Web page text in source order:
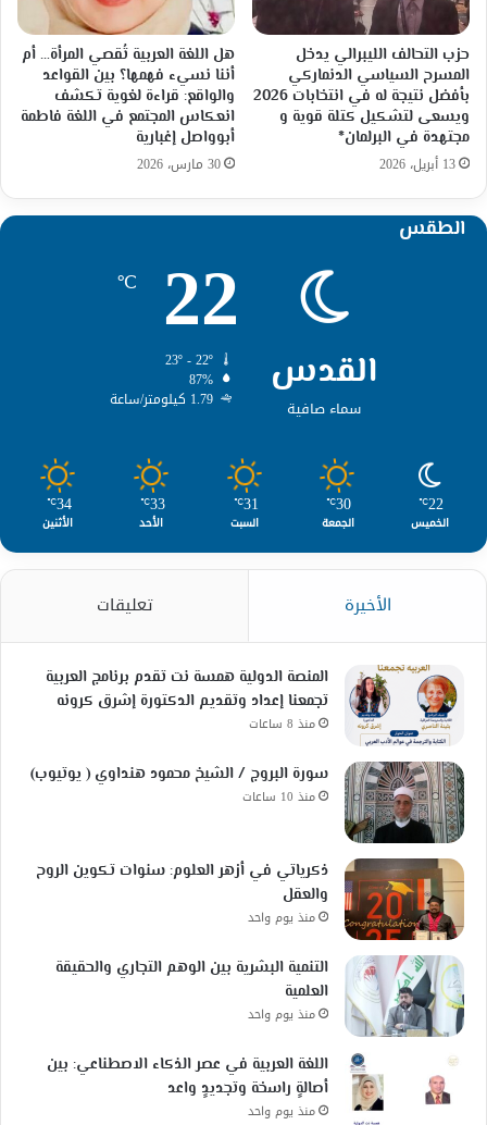
حزب التحالف الليبرالي يدخل
المسرح السياسي الدنماركي
بأفضل نتيجة له في انتخابات 2026
ويسعى لتشكيل كتلة قوية و
مجتهدة في البرلمان*
13 أبريل، 2026
هل اللغة العربية تُقصي المرأة… أم
أننا نسيء فهمها؟ بين القواعد
والواقع: قراءة لغوية تكشف
انعكاس المجتمع في اللغة فاطمة
أبوواصل إغبارية
30 مارس، 2026
الطقس
القدس
سماء صافية
22
℃
87%
1.79 كيلومتر/ساعة
22
℃
الخميس
30
℃
الجمعة
31
℃
السبت
33
℃
الأحد
34
℃
الأثنين
الأخيرة تعليقات
المنصة الدولية همسة نت تقدم برنامج العربية
تجمعنا إعداد وتقديم الدكتورة إشرق كرونه
منذ 8 ساعات
سورة البروج / الشيخ محمود هنداوي ( يوتيوب)
منذ 10 ساعات
ذكرياتي في أزهر العلوم: سنوات تكوين الروح
والعقل
منذ يوم واحد
التنمية البشرية بين الوهم التجاري والحقيقة
العلمية
منذ يوم واحد
اللغة العربية في عصر الذكاء الاصطناعي: بين
أصالةٍ راسخة وتجديدٍ واعد
منذ يوم واحد